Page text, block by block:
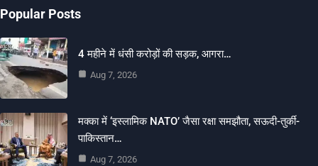
Popular Posts
4 महीने में धंसी करोड़ों की सड़क, आगरा…
Aug 7, 2026
मक्का में ‘इस्लामिक NATO’ जैसा रक्षा समझौता, सऊदी-तुर्की-
पाकिस्तान…
Aug 7, 2026